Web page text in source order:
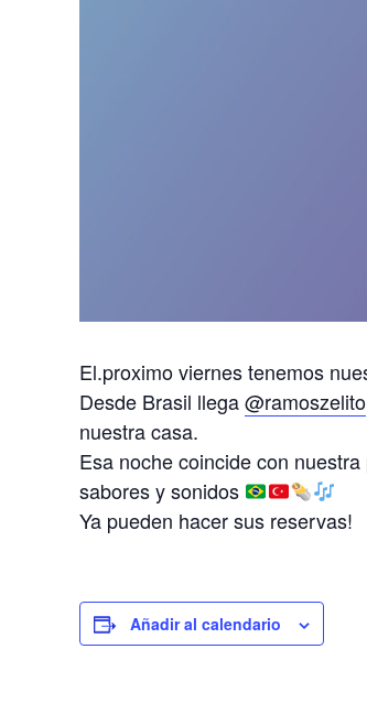
El.proximo viernes tenemos
Desde Brasil llega@ramoszelito
nuestra casa.
Esa noche coincide con
sabores y sonidos
Ya pueden hacer sus reservas!
Añadir al calendario